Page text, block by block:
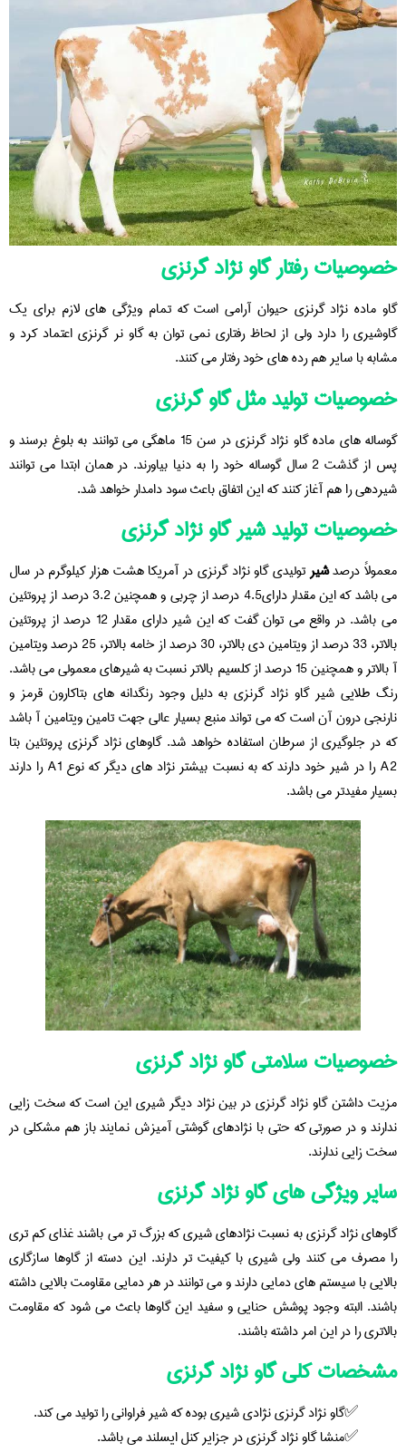
خصوصیات رفتار گاو نژاد گرنزی
گاو ماده نژاد گرنزی حیوان آرامی است که تمام ویژگی های لازم برای یک
گاوشیری را دارد ولی از لحاظ رفتاری نمی توان به گاو نر گرنزی اعتماد کرد و
مشابه با سایر هم رده های خود رفتار می کنند.
خصوصیات تولید مثل گاو گرنزی
گوساله های ماده گاو نژاد گرنزی در سن 15 ماهگی می توانند به بلوغ برسند و
پس از گذشت 2 سال گوساله خود را به دنیا بیاورند. در همان ابتدا می توانند
شیردهی را هم آغاز کنند که این اتفاق باعث سود دامدار خواهد شد.
خصوصیات تولید شیر گاو نژاد گرنزی
معمولاً درصدشیرتولیدی گاو نژاد گرنزی در آمریکا هشت هزار کیلوگرم در سال
می باشد که این مقدار دارای4.5 درصد از چربی و همچنین 3.2 درصد از پروتئین
می باشد. در واقع می توان گفت که این شیر دارای مقدار 12 درصد از پروتئین
بالاتر، 33 درصد از ویتامین دی بالاتر، 30 درصد از خامه بالاتر، 25 درصد ویتامین
آ بالاتر و همچنین 15 درصد از کلسیم بالاتر نسبت به شیرهای معمولی می باشد.
رنگ طلایی شیر گاو نژاد گرنزی به دلیل وجود رنگدانه های بتاکارون قرمز و
نارنجی درون آن است که می تواند منبع بسیار عالی جهت تامین ویتامین آ باشد
که در جلوگیری از سرطان استفاده خواهد شد. گاوهای نژاد گرنزی پروتئین بتا
A2 را در شیر خود دارند که به نسبت بیشتر نژاد های دیگر که نوع A1 را دارند
بسیار مفیدتر می باشد.
خصوصیات سلامتی گاو نژاد گرنزی
مزیت داشتن گاو نژاد گرنزی در بین نژاد دیگر شیری این است که سخت زایی
ندارند و در صورتی که حتی با نژادهای گوشتی آمیزش نمایند باز هم مشکلی در
سخت زایی ندارند.
سایر ویژگی های گاو نژاد گرنزی
گاوهای نژاد گرنزی به نسبت نژادهای شیری که بزرگ تر می باشند غذای کم تری
را مصرف می کنند ولی شیری با کیفیت تر دارند. این دسته از گاوها سازگاری
بالایی با سیستم های دمایی دارند و می توانند در هر دمایی مقاومت بالایی داشته
باشند. البته وجود پوشش حنایی و سفید این گاوها باعث می شود که مقاومت
بالاتری را در این امر داشته باشند.
مشخصات کلی گاو نژاد گرنزی
گاو نژاد گرنزی نژادی شیری بوده که شیر فراوانی را تولید می کند.
منشا گاو نژاد گرنزی در جزایر کنل ایسلند می باشد.